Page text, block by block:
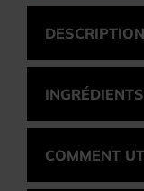
DESCRIPTION
INGRÉDIENTS
COMMENT